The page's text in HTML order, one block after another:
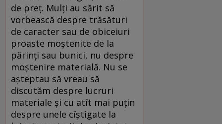
de preț. Mulți au sărit să
vorbească despre trăsături
de caracter sau de obiceiuri
proaste moștenite de la
părinți sau bunici, nu despre
moștenire materială. Nu se
așteptau să vreau să
discutăm despre lucruri
materiale și cu atît mai puțin
despre unele cîștigate la